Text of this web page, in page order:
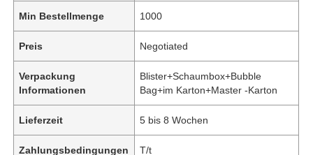
Min Bestellmenge 1000
Preis Negotiated
Verpackung
Informationen
Blister+Schaumbox+Bubble
Bag+im Karton+Master -Karton
Lieferzeit 5 bis 8 Wochen
Zahlungsbedingungen T/t